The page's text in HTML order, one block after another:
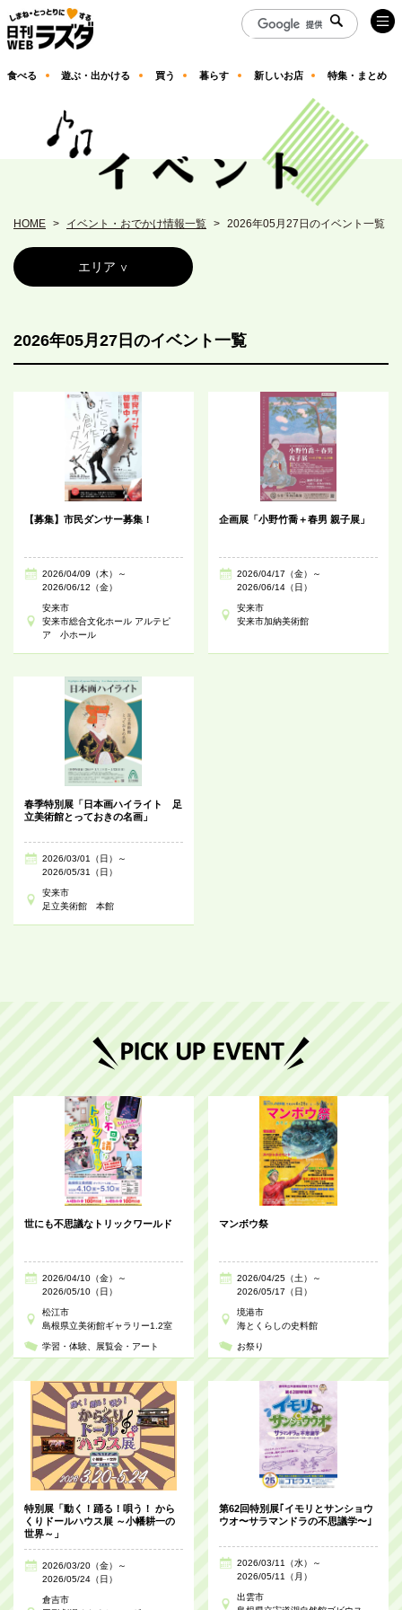
食べる 遊ぶ・出かける 買う 暮らす 新しいお店 特集・まとめ
HOME イベント・おでかけ情報一覧 2026年05月27日のイベント一覧
エリア
2026年05月27日のイベント一覧
【募集】市民ダンサー募集！
2026/04/09（木）～
2026/06/12（金）
安来市
安来市総合文化ホール アルテピ
ア 小ホール
企画展「小野竹喬＋春男 親子展」
2026/04/17（金）～
2026/06/14（日）
安来市
安来市加納美術館
春季特別展「日本画ハイライト 足
立美術館とっておきの名画」
2026/03/01（日）～
2026/05/31（日）
安来市
足立美術館 本館
世にも不思議なトリックワールド
2026/04/10（金）～
2026/05/10（日）
松江市
島根県立美術館ギャラリー1.2室
学習・体験 展覧会・アート
マンボウ祭
2026/04/25（土）～
2026/05/17（日）
境港市
海とくらしの史料館
お祭り
特別展「動く！踊る！唄う！ から
くりドールハウス展 ～小幡耕一の
世界～」
2026/03/20（金）～
2026/05/24（日）
倉吉市
第62回特別展｢イモリとサンショウ
ウオ〜サラマンドラの不思議学〜｣
2026/03/11（水）～
2026/05/11（月）
出雲市